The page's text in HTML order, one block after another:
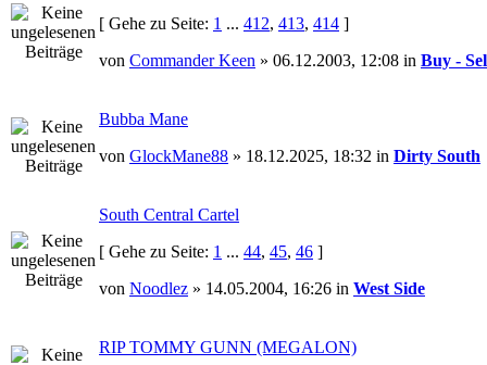
[ Gehe zu Seite: 1 ... 412, 413, 414 ]
von Commander Keen » 06.12.2003, 12:08 in Buy -
Bubba Mane
von GlockMane88 » 18.12.2025, 18:32 in Dirty South
South Central Cartel
[ Gehe zu Seite: 1 ... 44, 45, 46 ]
von Noodlez » 14.05.2004, 16:26 in West Side
RIP TOMMY GUNN (MEGALON)